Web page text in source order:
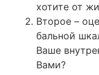
хотите от
Второе –
бальной
Ваше
Вами?